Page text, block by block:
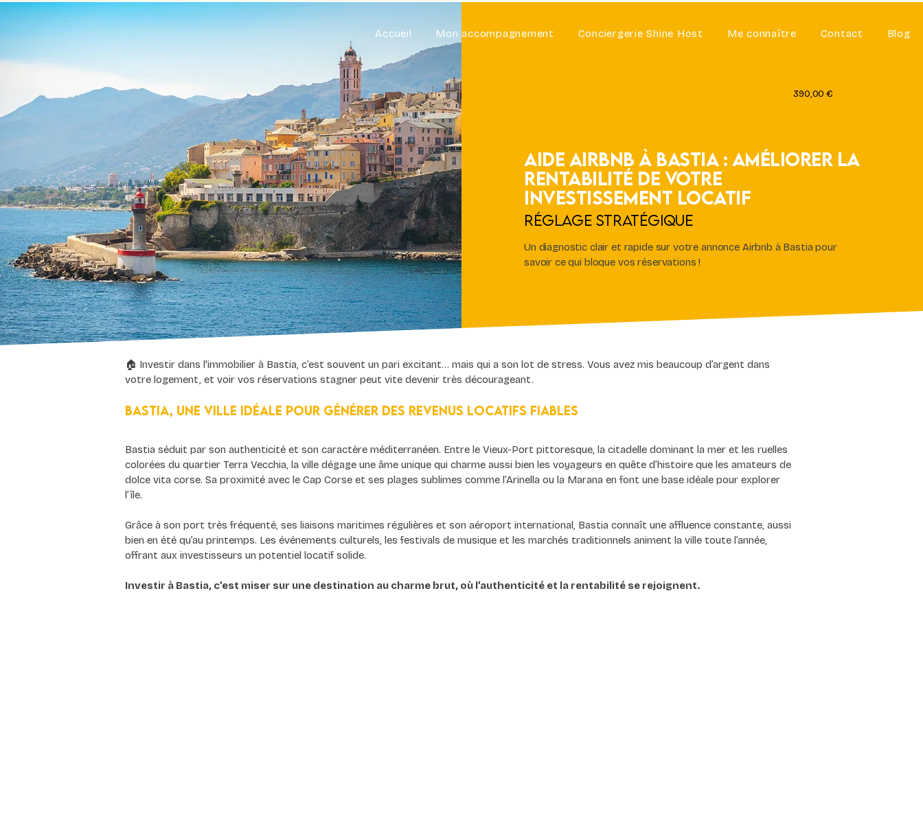
Accueil Mon accompagnement Conciergerie Shine Host Me connaître Contact Blog
390,00 €
Aide Airbnb à Bastia : Améliorer la
rentabilité de votre
investissement locatif
Réglage Stratégique
Un diagnostic clair et rapide sur votre annonce Airbnb à Bastia pour
savoir ce qui bloque vos réservations !
🏠 Investir dans l'immobilier à Bastia, c’est souvent un pari excitant… mais qui a son lot de stress. Vous avez mis beaucoup d’argent dans
votre logement, et voir vos réservations stagner peut vite devenir très décourageant.
Bastia, une ville idéale pour générer des revenus locatifs fiables
Bastia séduit par son authenticité et son caractère méditerranéen. Entre le Vieux-Port pittoresque, la citadelle dominant la mer et les ruelles
colorées du quartier Terra Vecchia, la ville dégage une âme unique qui charme aussi bien les voyageurs en quête d’histoire que les amateurs de
dolce vita corse. Sa proximité avec le Cap Corse et ses plages sublimes comme l’Arinella ou la Marana en font une base idéale pour explorer
l’île.
Grâce à son port très fréquenté, ses liaisons maritimes régulières et son aéroport international, Bastia connaît une affluence constante, aussi
bien en été qu’au printemps. Les événements culturels, les festivals de musique et les marchés traditionnels animent la ville toute l’année,
offrant aux investisseurs un potentiel locatif solide.
Investir à Bastia, c’est miser sur une destination au charme brut, où l’authenticité et la rentabilité se rejoignent.